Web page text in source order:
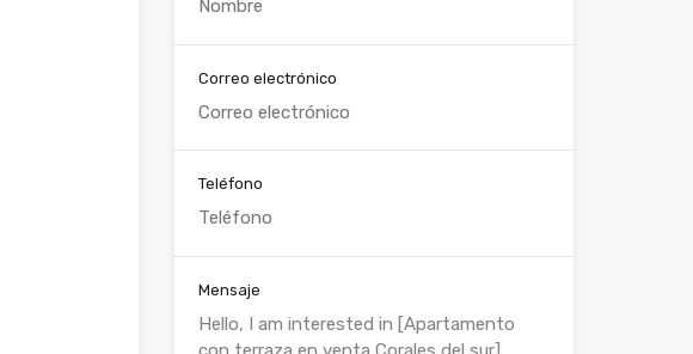
Correo electrónico
Teléfono
Mensaje